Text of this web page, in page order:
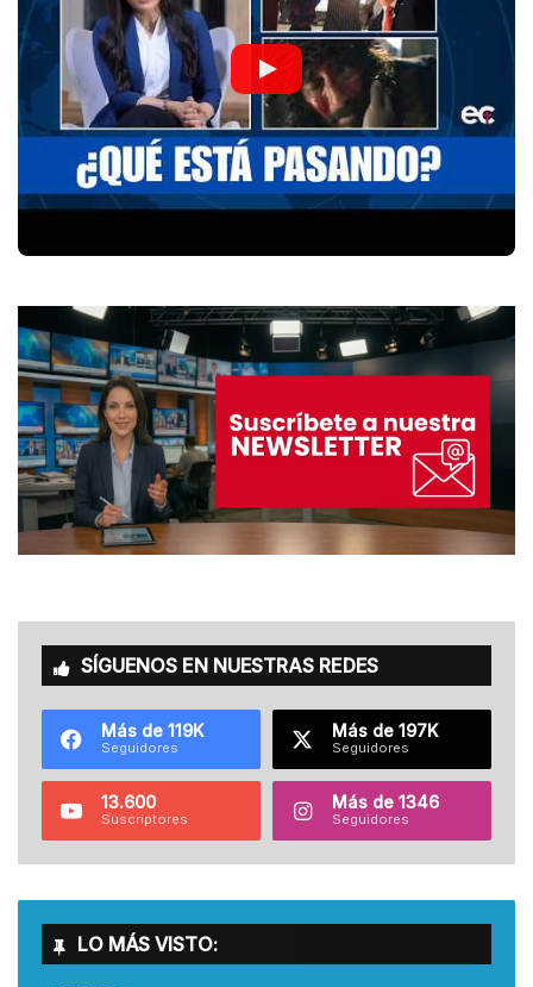
SÍGUENOS EN NUESTRAS REDES
Más de 119K
Seguidores
Más de 197K
Seguidores
13.600
Suscriptores
Más de 1346
Seguidores
LO MÁS VISTO: